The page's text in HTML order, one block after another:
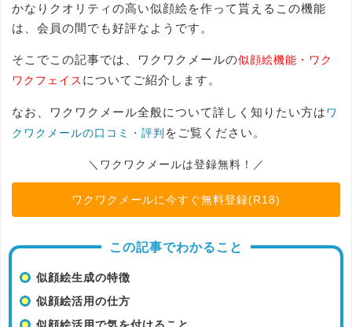
かなりクオリティの高い似顔絵を作って貰えるこの機能
は、会員の間でも好評なようです。
そこでこの記事では、ワクワクメールの似顔絵機能・ワク
ワクフェイス についてご紹介します。
なお、ワクワクメール全般について詳しく知りたい方はワ
クワクメールの口コミ・評判 をご覧ください。
＼ワクワクメールは登録無料！／
ワクワクメールに今すぐ無料登録(R18)
この記事でわかること
似顔絵生成の特徴
似顔絵活用の仕方
似顔絵活用で気を付けること